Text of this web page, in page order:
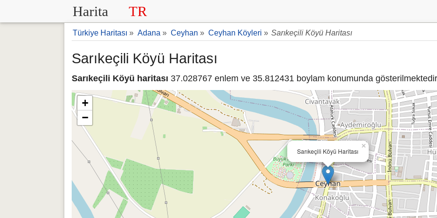
Harita TR
Türkiye Haritası » Adana » Ceyhan » Ceyhan Köyleri » Sarıkeçili Köyü Haritası
Sarıkeçili Köyü Haritası
Sarıkeçili Köyü haritası 37.028767 enlem ve 35.812431 boylam konumunda
Sarıkeçili Köyü Haritası
×
+
−